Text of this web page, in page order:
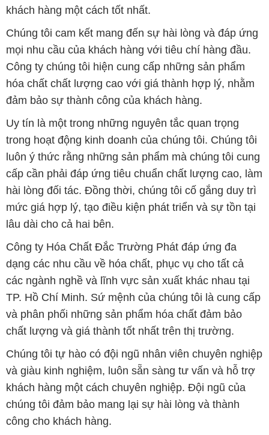
hóa chất chất lượng cao với giá thành hợp lý, nhằm
đảm bảo sự thành công của khách hàng.
Uy tín là một trong những nguyên tắc quan trọng
trong hoạt động kinh doanh của chúng tôi. Chúng tôi
luôn ý thức rằng những sản phẩm mà chúng tôi cung
cấp cần phải đáp ứng tiêu chuẩn chất lượng cao, làm
hài lòng đối tác. Đồng thời, chúng tôi cố gắng duy trì
mức giá hợp lý, tạo điều kiện phát triển và sự tồn tại
lâu dài cho cả hai bên.
Công ty Hóa Chất Đắc Trường Phát đáp ứng đa
dạng các nhu cầu về hóa chất, phục vụ cho tất cả
các ngành nghề và lĩnh vực sản xuất khác nhau tại
TP. Hồ Chí Minh. Sứ mệnh của chúng tôi là cung cấp
và phân phối những sản phẩm hóa chất đảm bảo
chất lượng và giá thành tốt nhất trên thị trường.
Chúng tôi tự hào có đội ngũ nhân viên chuyên nghiệp
và giàu kinh nghiệm, luôn sẵn sàng tư vấn và hỗ trợ
khách hàng một cách chuyên nghiệp. Đội ngũ của
chúng tôi đảm bảo mang lại sự hài lòng và thành
công cho khách hàng.
Để biết thêm thông tin chi tiết và được tư vấn, quý
khách hàng có thể truy cập vào trang web của chúng
tôi tại địa chỉ hoachatdetnhuom.com. Chúng tôi rất
mong được phục vụ và xây dựng mối quan hệ lâu